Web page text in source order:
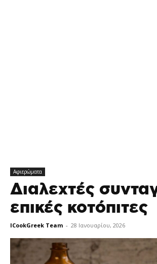
Αφιερώματα
Διαλεχτές
επικές κοτόπιτες
ICookGreek Team - 28 Ιανουαρίου, 2026